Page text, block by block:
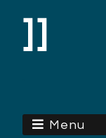
]]
Menu